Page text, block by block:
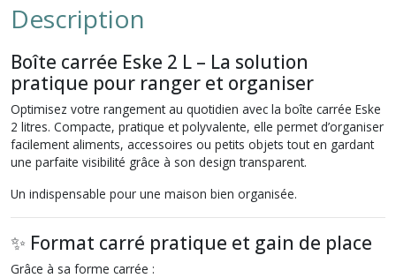
Description
Boîte carrée Eske 2 L – La solution
pratique pour ranger et organiser
Optimisez votre rangement au quotidien avec la boîte carrée Eske
2 litres. Compacte, pratique et polyvalente, elle permet d’organiser
facilement aliments, accessoires ou petits objets tout en gardant
une parfaite visibilité grâce à son design transparent.
Un indispensable pour une maison bien organisée.
✨ Format carré pratique et gain de place
Grâce à sa forme carrée :